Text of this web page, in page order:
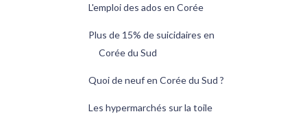
L'emploi des ados en Corée
Plus de 15% de suicidaires en
Corée du Sud
Quoi de neuf en Corée du Sud ?
Les hypermarchés sur la toile